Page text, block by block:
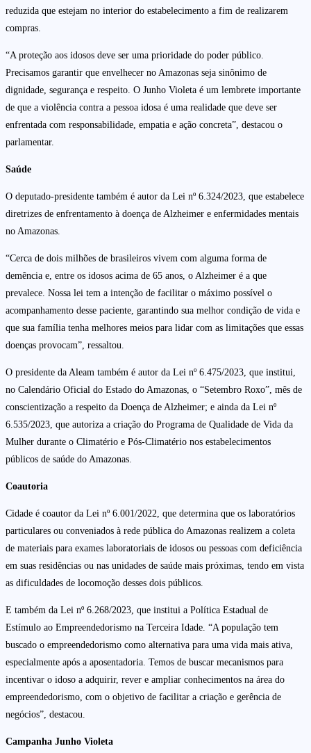
reduzida que estejam no interior do estabelecimento a fim de realizarem
compras.
“A proteção aos idosos deve ser uma prioridade do poder público.
Precisamos garantir que envelhecer no Amazonas seja sinônimo de
dignidade, segurança e respeito. O Junho Violeta é um lembrete importante
de que a violência contra a pessoa idosa é uma realidade que deve ser
enfrentada com responsabilidade, empatia e ação concreta”, destacou o
parlamentar.
Saúde
O deputado-presidente também é autor da Lei nº 6.324/2023, que estabelece
diretrizes de enfrentamento à doença de Alzheimer e enfermidades mentais
no Amazonas.
“Cerca de dois milhões de brasileiros vivem com alguma forma de
demência e, entre os idosos acima de 65 anos, o Alzheimer é a que
prevalece. Nossa lei tem a intenção de facilitar o máximo possível o
acompanhamento desse paciente, garantindo sua melhor condição de vida e
que sua família tenha melhores meios para lidar com as limitações que essas
doenças provocam”, ressaltou.
O presidente da Aleam também é autor da Lei nº 6.475/2023, que institui,
no Calendário Oficial do Estado do Amazonas, o “Setembro Roxo”, mês de
conscientização a respeito da Doença de Alzheimer; e ainda da Lei nº
6.535/2023, que autoriza a criação do Programa de Qualidade de Vida da
Mulher durante o Climatério e Pós-Climatério nos estabelecimentos
públicos de saúde do Amazonas.
Coautoria
Cidade é coautor da Lei nº 6.001/2022, que determina que os laboratórios
particulares ou conveniados à rede pública do Amazonas realizem a coleta
de materiais para exames laboratoriais de idosos ou pessoas com deficiência
em suas residências ou nas unidades de saúde mais próximas, tendo em vista
as dificuldades de locomoção desses dois públicos.
E também da Lei nº 6.268/2023, que institui a Política Estadual de
Estímulo ao Empreendedorismo na Terceira Idade. “A população tem
buscado o empreendedorismo como alternativa para uma vida mais ativa,
especialmente após a aposentadoria. Temos de buscar mecanismos para
incentivar o idoso a adquirir, rever e ampliar conhecimentos na área do
empreendedorismo, com o objetivo de facilitar a criação e gerência de
negócios”, destacou.
Campanha Junho Violeta